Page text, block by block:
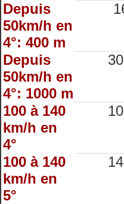
Depuis
50km/h en
4°: 400 m
Depuis
50km/h en
4°: 1000 m
100 à 140
km/h en
4°
100 à 140
km/h en
5°